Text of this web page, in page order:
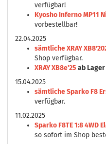
verfügbar!
Kyosho Inferno MP11
vorbestellbar!
22.04.2025
sämtliche XRAY
Shop verfügbar.
XRAY XB8e'25 ab
15.04.2025
sämtliche Sparko F8
verfügbar.
11.02.2025
Sparko F8TE 1:8 4WD
so sofort im Shop